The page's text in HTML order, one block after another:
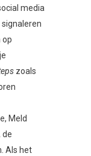
media
op
zoals
Meld
de
Als het